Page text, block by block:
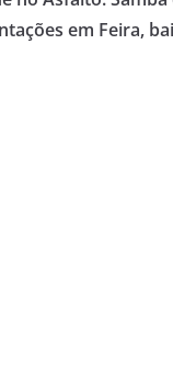
em Feira,